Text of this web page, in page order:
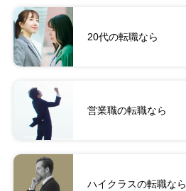
20代の転職なら
営業職の転職なら
ハイクラスの転職なら